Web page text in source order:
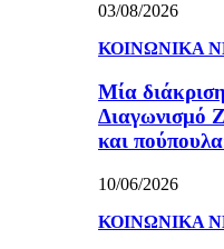
03/08/2026
ΚΟΙΝΩΝΙΚΑ
Μία
Διαγωνισμό
και
10/06/2026
ΚΟΙΝΩΝΙΚΑ